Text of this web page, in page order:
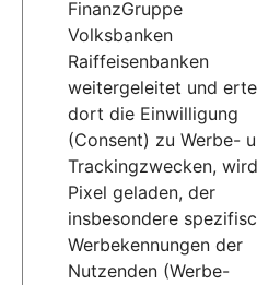
FinanzGruppe
Volksbanken
Raiffeisenbanken
weitergeleitet und
dort die Einwilligung
(Consent) zu Werbe-
Trackingzwecken,
Pixel geladen, der
insbesondere
Werbekennungen der
Nutzenden (Werbe-